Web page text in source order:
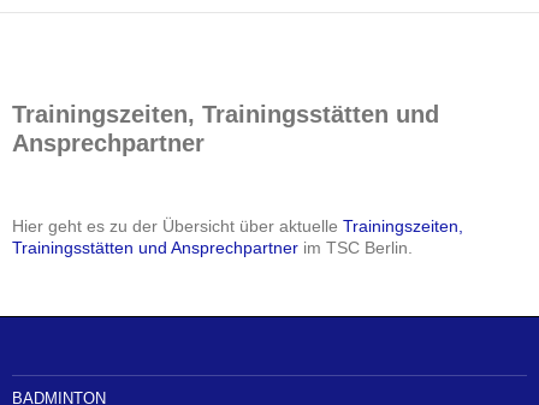
Trainingszeiten, Trainingsstätten und
Ansprechpartner
Hier geht es zu der Übersicht über aktuelle Trainingszeiten,
Trainingsstätten und Ansprechpartner im TSC Berlin.
BADMINTON